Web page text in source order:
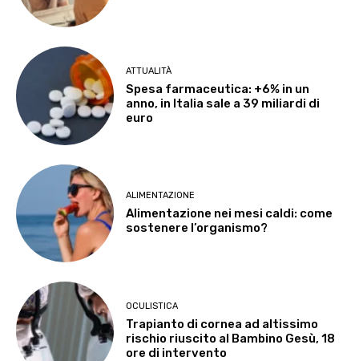
ATTUALITÀ
Spesa farmaceutica: +6% in un
anno, in Italia sale a 39 miliardi di
euro
ALIMENTAZIONE
Alimentazione nei mesi caldi: come
sostenere l’organismo?
OCULISTICA
Trapianto di cornea ad altissimo
rischio riuscito al Bambino Gesù, 18
ore di intervento